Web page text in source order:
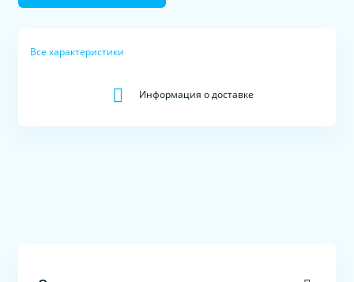
Все характеристики
Информация о доставке